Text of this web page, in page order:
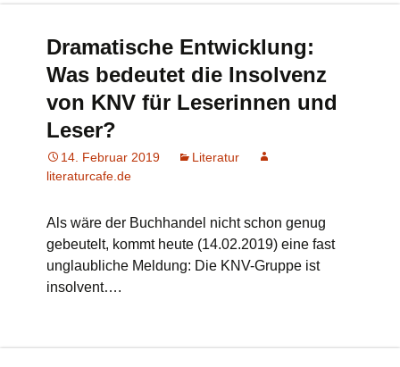
Dramatische Entwicklung:
Was bedeutet die Insolvenz
von KNV für Leserinnen und
Leser?
14. Februar 2019
Literatur
literaturcafe.de
Als wäre der Buchhandel nicht schon genug
gebeutelt, kommt heute (14.02.2019) eine fast
unglaubliche Meldung: Die KNV-Gruppe ist
insolvent….